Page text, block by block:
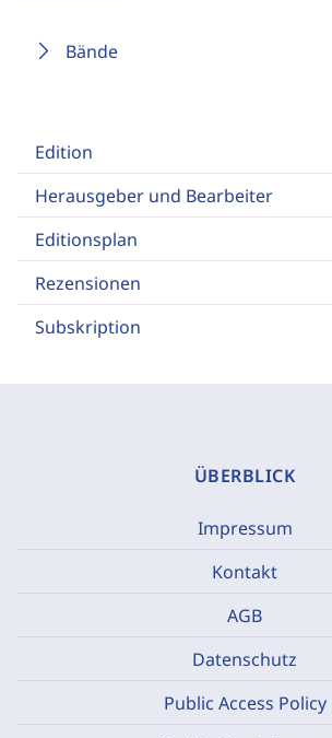
Edition
Herausgeber und Bearbeiter
Editionsplan
Rezensionen
Subskription
Bände
ÜBERBLICK
Impressum
Kontakt
AGB
Datenschutz
Public Access Policy